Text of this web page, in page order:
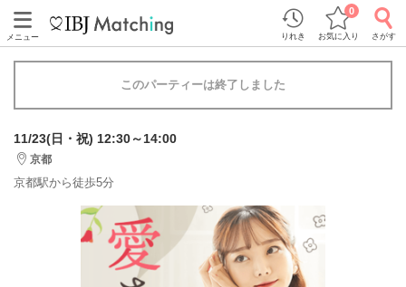
メニュー りれき お気に入り
0
さがす
このパーティーは終了しました
11/23(日・祝) 12:30～14:00
京都
京都駅から徒歩5分